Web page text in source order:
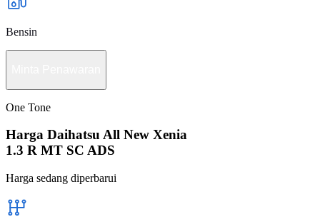
Bensin
One Tone
Harga Daihatsu All New Xenia
1.3 R MT SC ADS
Harga sedang diperbarui